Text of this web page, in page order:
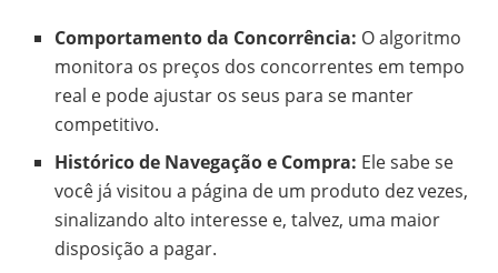
Comportamento da Concorrência: O algoritmo
monitora os preços dos concorrentes em tempo
real e pode ajustar os seus para se manter
competitivo.
Histórico de Navegação e Compra: Ele sabe se
você já visitou a página de um produto dez vezes,
sinalizando alto interesse e, talvez, uma maior
disposição a pagar.